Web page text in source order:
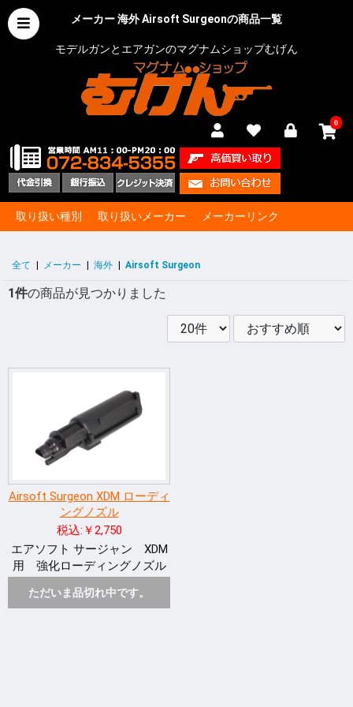
メーカー 海外 Airsoft Surgeonの商品一覧
モデルガンとエアガンのマグナムショップむげん
0
取り扱い種別 取り扱いメーカー メーカーリンク
全て メーカー 海外 Airsoft Surgeon
1件の商品が見つかりました
Airsoft Surgeon XDM ローディ
ングノズル
税込:￥2,750
エアソフト サージャン XDM
用 強化ローディングノズル
ただいま品切れ中です。